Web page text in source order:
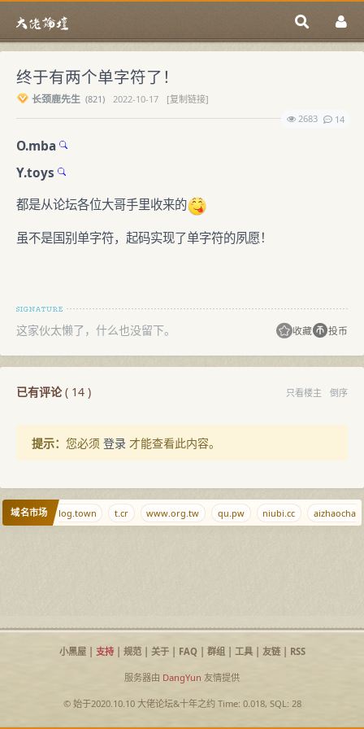
终于有两个单字符了！
长颈鹿先生 (821) 2022-10-17
[复制链接]
2683
14
O.mba
Y.toys
都是从论坛各位大哥手里收来的
虽不是国别单字符，起码实现了单字符的夙愿！
这家伙太懒了，什么也没留下。 收藏 投币
已有评论( 14 ) 只看楼主 倒序
提示： 您必须 登录 才能查看此内容。
域名市场
blkj.cc blog.town t.cr www.org.tw qu.pw niubi.cc
小黑屋| 支持| 规范| 关于| FAQ| 群组| 工具| 友链| RSS
服务器由 DangYun 友情提供
© 始于2020.10.10 大佬论坛&十年之约Time: 0.018, SQL: 28